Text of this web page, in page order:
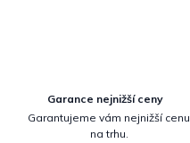
Garance nejnižší ceny
Garantujeme vám nejnižší cenu
na trhu.